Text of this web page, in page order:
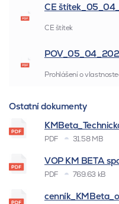
CE
CE štítek
Prohlášení o
Ostatní dokumenty
PDF 31.58 MB
VOP KM BETA
PDF 769.63 kB